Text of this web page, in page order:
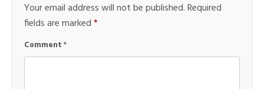
Your email address will not be published.Required
fields are marked*
Comment*